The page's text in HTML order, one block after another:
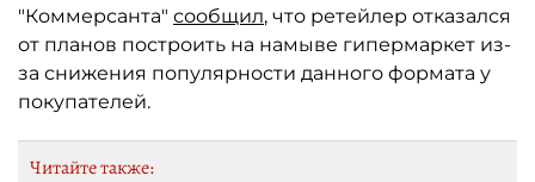
"Коммерсанта" сообщил, что ретейлер отказался
от планов построить на намыве гипермаркет из-
за снижения популярности данного формата у
покупателей.
Читайте также: